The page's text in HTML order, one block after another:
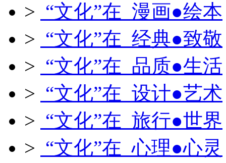
> “文化”在 漫画●绘本
> “文化”在 经典●致敬
> “文化”在 品质●生活
> “文化”在 设计●艺术
> “文化”在 旅行●世界
> “文化”在 心理●心灵